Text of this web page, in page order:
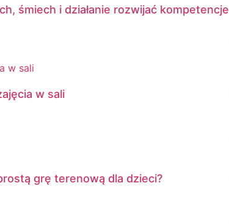
śmiech i działanie rozwijać kompetencje
w sali
grę terenową dla dzieci?